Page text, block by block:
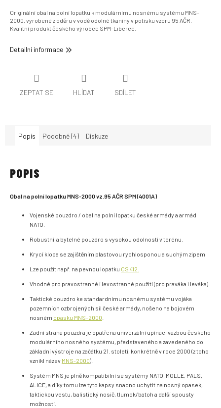
Originální obal na polní lopatku k modulárnímu nosnému systému MNS-
2000, vyrobené z oděru v vodě odolné tkaniny v potisku vzoru 95 AČR.
Kvalitní produkt českého výrobce SPM-Liberec.
Detailní informace
ZEPTAT SE HLÍDAT SDÍLET
Popis Podobné (4) Diskuze
POPIS
Obal na polní lopatku MNS-2000 vz.95 AČR SPM (4001A)
Vojenské pouzdro / obal na polní lopatku české armády a armád
NATO.
Robustní a bytelné pouzdro s vysokou odolností v terénu.
Krycí klopa se zajištěním plastovou rychlosponou a suchým zipem
Lze použít např. na pevnou lopatku CS 412.
Vhodné pro pravostranné i levostranné použití (pro praváka i leváka).
Taktické pouzdro ke standardnímu nosnému systému vojáka
pozemních ozbrojených sil české armády, nošeno na bojovém
nosném opasku MNS-2000
Zadní strana pouzdra je opatřena univerzální upínací vazbou českého
modulárního nosného systému, představeného a zavedeného do
základní výstroje na začátku 21. století, konkrétně v roce 2000 (z toho
vznikl název MNS-2000).
Systém MNS je plně kompatibilní se systémy NATO, MOLLE, PALS,
ALICE, a díky tomu lze tyto kapsy snadno uchytit na nosný opasek,
taktickou vestu, balistický nosič, tlumok/batoh a další spousty
možností.